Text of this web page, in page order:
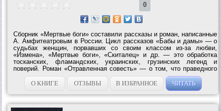
0
Сборник «Мертвые боги» составили рассказы и роман, написанные
А. Амфитеатровым в России. Цикл рассказов «Бабы и дамы» — о
судьбах женщин, порвавших со своим классом из-за любви,
«Измена», «Мертвые боги», «Скиталец» и др. — это обработка
тосканских, фламандских, украинских, грузинских легенд и
поверий. Роман «Отравленная совесть» — о том, что праведного
убийства быть не может, даже если внешне оно оправдано. Из
раздела...О КНИГЕ ОТЗЫВЫ В ИЗБРАННОЕ ЧИТАТЬ